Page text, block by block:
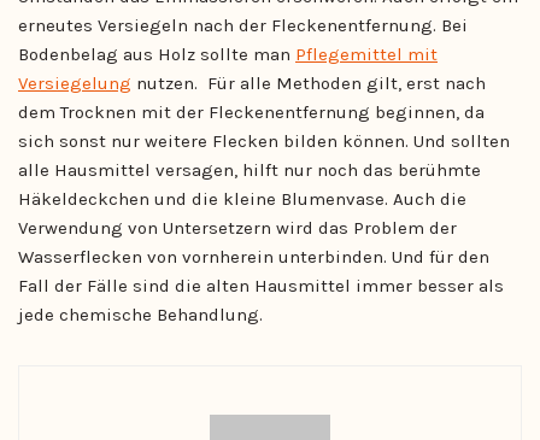
erneutes Versiegeln nach der Fleckenentfernung. Bei
Bodenbelag aus Holz sollte man Pflegemittel mit
Versiegelung nutzen. Für alle Methoden gilt, erst nach
dem Trocknen mit der Fleckenentfernung beginnen, da
sich sonst nur weitere Flecken bilden können. Und sollten
alle Hausmittel versagen, hilft nur noch das berühmte
Häkeldeckchen und die kleine Blumenvase. Auch die
Verwendung von Untersetzern wird das Problem der
Wasserflecken von vornherein unterbinden. Und für den
Fall der Fälle sind die alten Hausmittel immer besser als
jede chemische Behandlung.